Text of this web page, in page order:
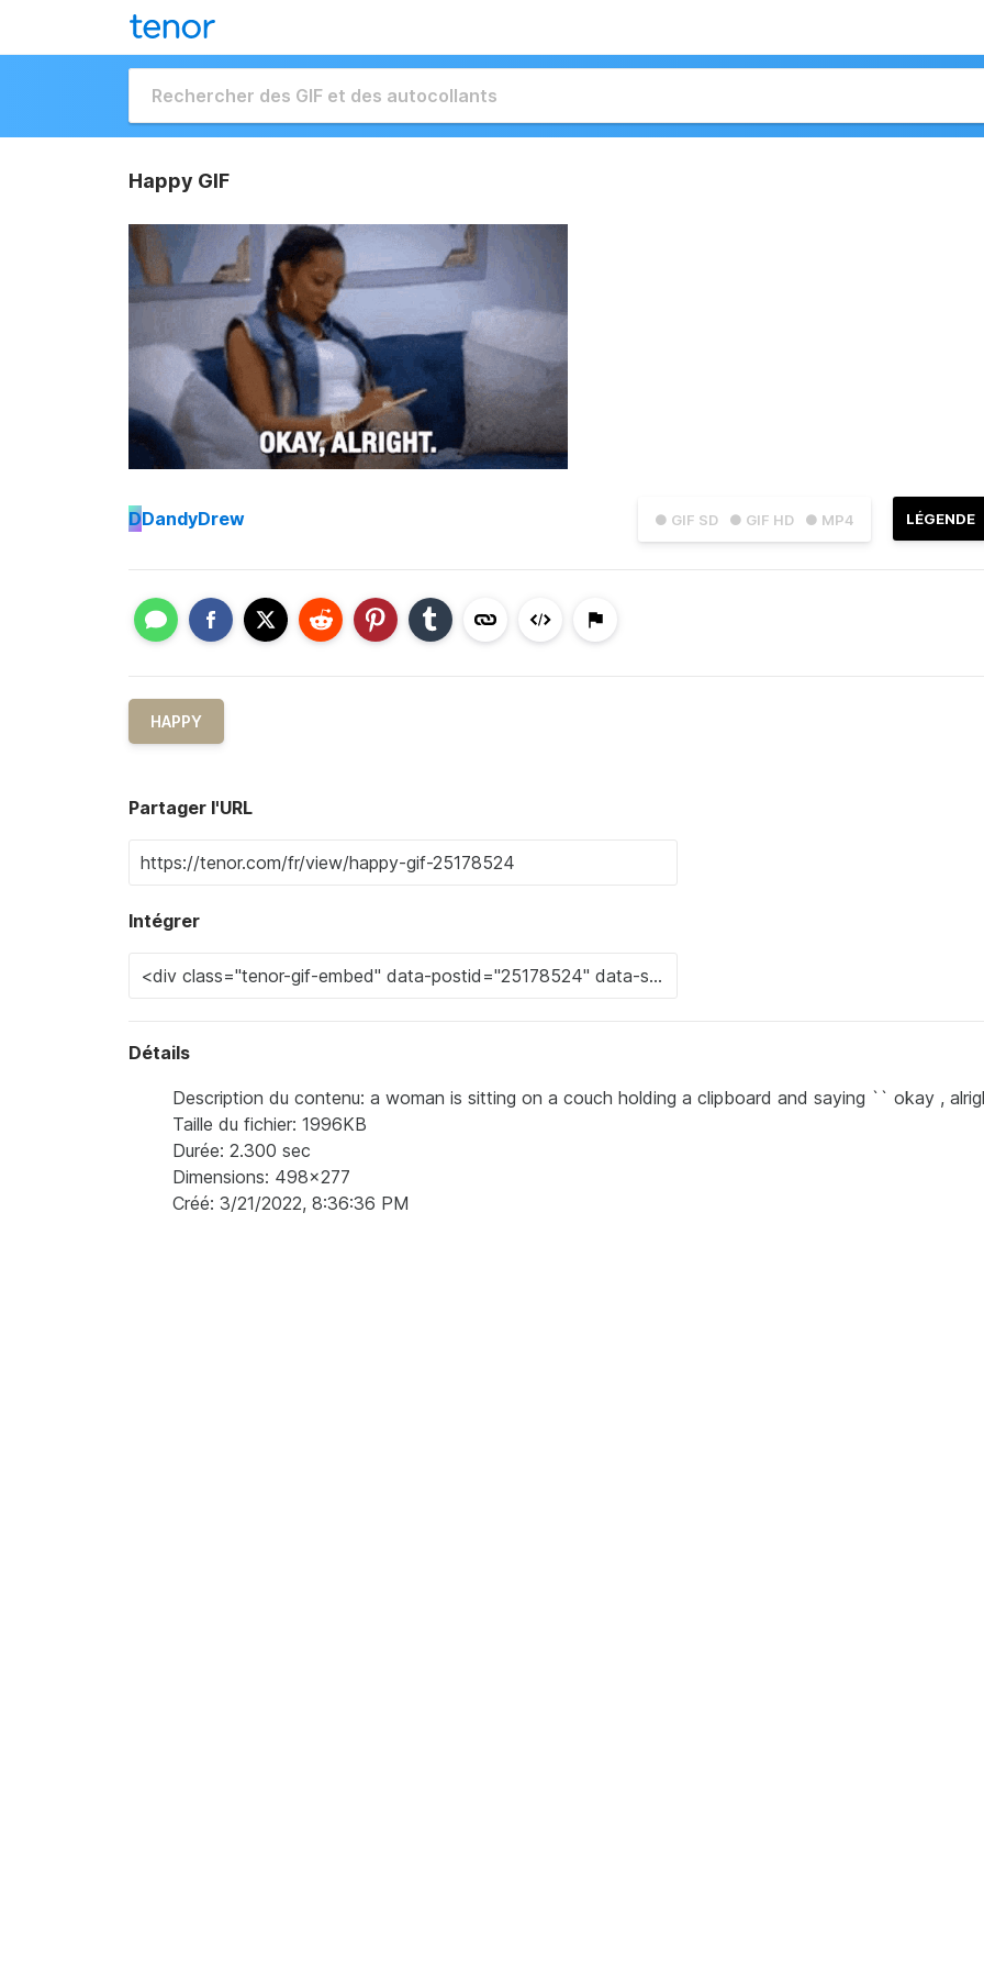
Happy GIF
● GIF SD ● GIF HD ● MP4 LÉGENDE
DDandyDrew
HAPPY
Partager l'URL
Intégrer
Détails
Description du contenu: a woman is sitting on a couch holding a clipboard and saying `` okay ,
Taille du fichier: 1996KB
Durée: 2.300 sec
Dimensions: 498x277
Créé: 3/21/2022, 8:36:36 PM